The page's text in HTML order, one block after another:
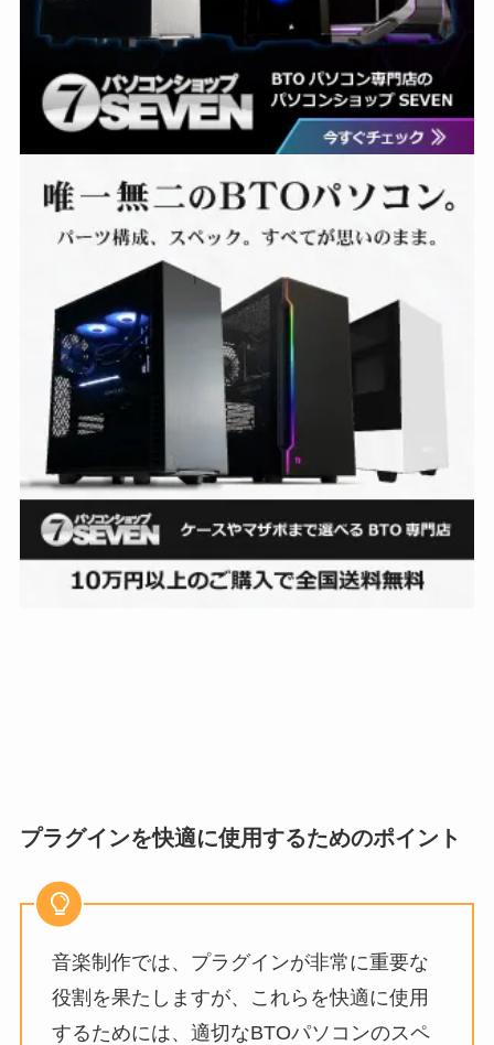
プラグインを快適に使用するためのポイント
音楽制作では、プラグインが非常に重要な
役割を果たしますが、これらを快適に使用
するためには、適切なBTOパソコンのスペ